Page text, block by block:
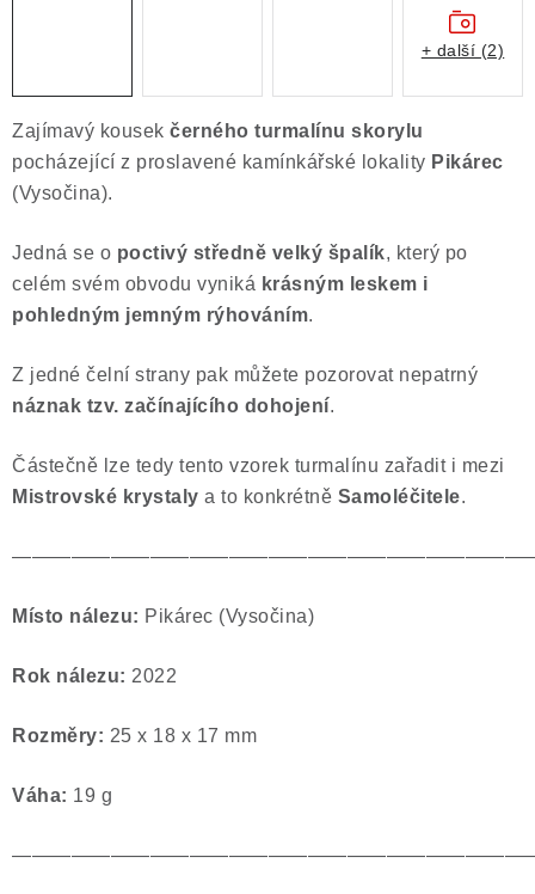
Ochrana osobních údajů
Výkup minerálů a drahých kamenů
Formulář pro odstoupení od smlouvy
Zajímavý kousek černého turmalínu skorylu
pocházející z proslavené kamínkářské lokality Pikárec
(Vysočina).
Jedná se o poctivý středně velký špalík, který po
celém svém obvodu vyniká krásným leskem i
pohledným jemným rýhováním.
Z jedné čelní strany pak můžete pozorovat nepatrný
náznak tzv. začínajícího dohojení.
Částečně lze tedy tento vzorek turmalínu zařadit i mezi
Mistrovské krystaly a to konkrétně Samoléčitele.
Místo nálezu: Pikárec (Vysočina)
Rok nálezu: 2022
Rozměry: 25 x 18 x 17 mm
Váha: 19 g
+ další (2)